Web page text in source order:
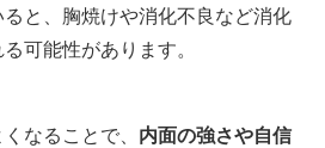
と、胸焼けや消化不良など消化
可能性があります。
なることで、 内面の強さや自信